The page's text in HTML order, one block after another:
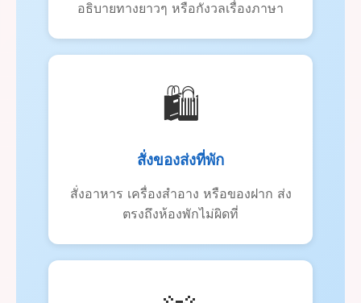
อธิบายทางยาวๆ หรือกังวลเรื่องภาษา
🛍️
สั่งของส่งที่พัก
สั่งอาหาร เครื่องสำอาง หรือของฝาก ส่ง
ตรงถึงห้องพักไม่ผิดที่